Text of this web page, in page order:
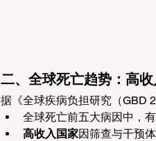
二、全球死亡趋势：高
据《全球疾病负担研究（GBD
全球死亡前五大病因中，
高收入国家因筛查与干预